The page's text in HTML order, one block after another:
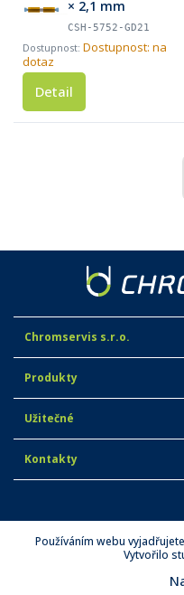
× 2,1 mm
CSH-5752-GD21
Dostupnost: na
dotaz
Detail
Chromservis s.r.o.
Produkty
Užitečné
Kontakty
Používáním webu
Vytvořilo